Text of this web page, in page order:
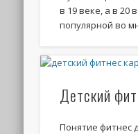
в 19 веке, а в 20
популярной во
Детский
Понятие фитнес